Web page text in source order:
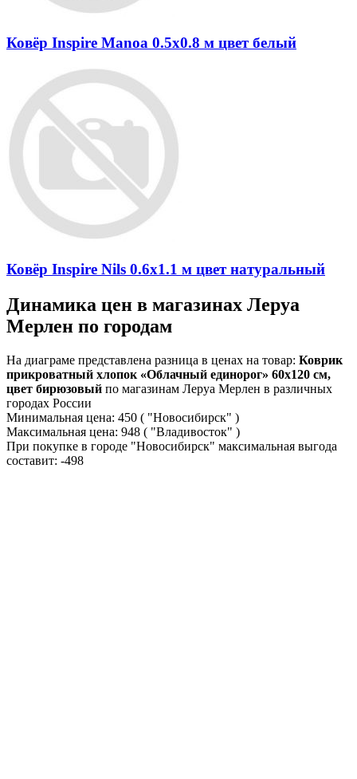
Ковёр Inspire Manoa 0.5х0.8 м цвет белый
Ковёр Inspire Nils 0.6х1.1 м цвет натуральный
Динамика цен в магазинах Леруа
Мерлен по городам
На диаграме представлена разница в ценах на товар: Коврик
прикроватный хлопок «Облачный единорог» 60x120 см,
цвет бирюзовый по магазинам Леруа Мерлен в различных
городах России
Минимальная цена: 450 ( "Новосибирск" )
Максимальная цена: 948 ( "Владивосток" )
При покупке в городе "Новосибирск" максимальная выгода
составит: -498